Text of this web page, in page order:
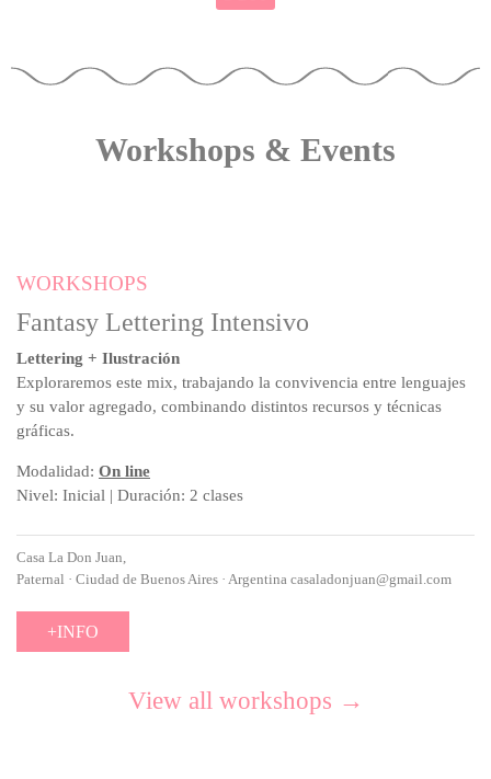
Workshops & Events
WORKSHOPS
Fantasy Lettering Intensivo
Lettering + Ilustración
Exploraremos este mix, trabajando la convivencia entre lenguajes
y su valor agregado, combinando distintos recursos y técnicas
gráficas.
Modalidad: On line
Nivel: Inicial | Duración: 2 clases
Casa La Don Juan,
Paternal · Ciudad de Buenos Aires · Argentina casaladonjuan@gmail.com
+INFO
View all workshops →